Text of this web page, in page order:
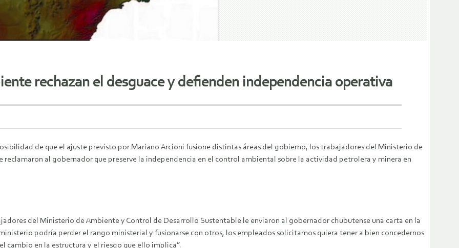
rechazan el desguace y defienden independencia operativa
de que el ajuste previsto por Mariano Arcioni fusione distintas áreas del gobierno, los trabajadores del Ministerio de
reclamaron al gobernador que preserve la independencia en el control ambiental sobre la actividad petrolera y minera en
del Ministerio de Ambiente y Control de Desarrollo Sustentable le enviaron al gobernador chubutense una carta en la
podría perder el rango ministerial y fusionarse con otros, los empleados solicitamos quiera tener a bien concedernos
cambio en la estructura y el riesgo que ello implica”.